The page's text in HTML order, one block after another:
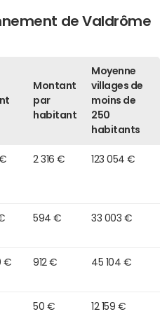
de Valdrôme
Montant
par
habitant
Moyenne
villages de
moins de
250
habitants
2 316 € 123 054 €
594 € 33 003 €
€ 912 € 45 104 €
50 € 12 159 €